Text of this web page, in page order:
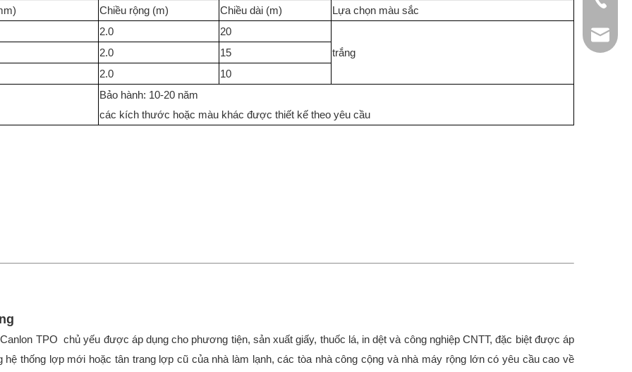
Chiều rộng (m) Chiều dài (m)
Lựa chọn màu sắc
2.0
20
trắng
2.0
15
2.0
10
Bảo hành: 10-20 năm
các kích thước hoặc màu khác được thiết kế theo yêu cầu
TPO chủ yếu được áp dụng cho phương tiện, sản xuất giấy, thuốc lá, in dệt và công nghiệp CNTT, đặc biệt được áp
hệ thống lợp mới hoặc tân trang lợp cũ của nhà làm lạnh, các tòa nhà công cộng và nhà máy rộng lớn có yêu cầu cao về